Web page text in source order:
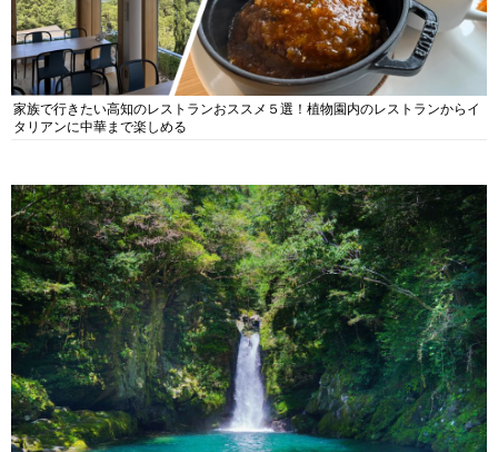
家族で行きたい高知のレストランおススメ５選！植物園内のレストランからイ
タリアンに中華まで楽しめる